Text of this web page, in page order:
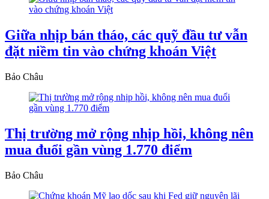
Giữa nhịp bán tháo, các quỹ đầu tư vẫn
đặt niềm tin vào chứng khoán Việt
Bảo Châu
Thị trường mở rộng nhịp hồi, không nên
mua đuổi gần vùng 1.770 điểm
Bảo Châu